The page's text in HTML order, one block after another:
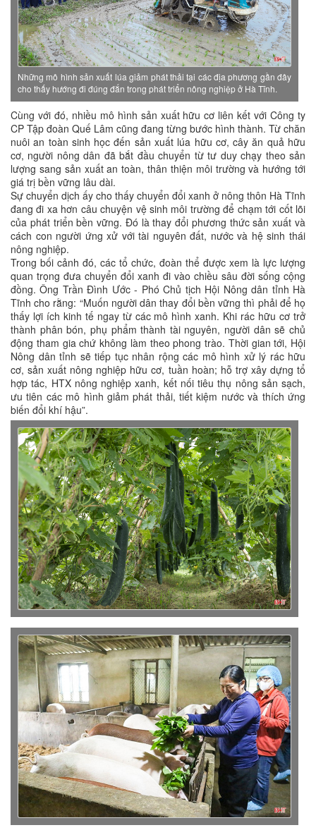
Những mô hình sản xuất lúa giảm phát thải tại các địa phương gần đây
cho thấy hướng đi đúng đắn trong phát triển nông nghiệp ở Hà Tĩnh.
Cùng với đó, nhiều mô hình sản xuất hữu cơ liên kết với Công ty
CP Tập đoàn Quế Lâm cũng đang từng bước hình thành. Từ chăn
nuôi an toàn sinh học đến sản xuất lúa hữu cơ, cây ăn quả hữu
cơ, người nông dân đã bắt đầu chuyển từ tư duy chạy theo sản
lượng sang sản xuất an toàn, thân thiện môi trường và hướng tới
giá trị bền vững lâu dài.
Sự chuyển dịch ấy cho thấy chuyển đổi xanh ở nông thôn Hà Tĩnh
đang đi xa hơn câu chuyện vệ sinh môi trường để chạm tới cốt lõi
của phát triển bền vững. Đó là thay đổi phương thức sản xuất và
cách con người ứng xử với tài nguyên đất, nước và hệ sinh thái
nông nghiệp.
Trong bối cảnh đó, các tổ chức, đoàn thể được xem là lực lượng
quan trọng đưa chuyển đổi xanh đi vào chiều sâu đời sống cộng
đồng. Ông Trần Đình Ước - Phó Chủ tịch Hội Nông dân tỉnh Hà
Tĩnh cho rằng: “Muốn người dân thay đổi bền vững thì phải để họ
thấy lợi ích kinh tế ngay từ các mô hình xanh. Khi rác hữu cơ trở
thành phân bón, phụ phẩm thành tài nguyên, người dân sẽ chủ
động tham gia chứ không làm theo phong trào. Thời gian tới, Hội
Nông dân tỉnh sẽ tiếp tục nhân rộng các mô hình xử lý rác hữu
cơ, sản xuất nông nghiệp hữu cơ, tuần hoàn; hỗ trợ xây dựng tổ
hợp tác, HTX nông nghiệp xanh, kết nối tiêu thụ nông sản sạch,
ưu tiên các mô hình giảm phát thải, tiết kiệm nước và thích ứng
biến đổi khí hậu”.